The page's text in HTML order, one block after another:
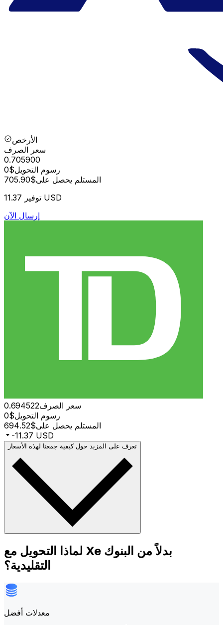
الأرخص
سعر الصرف
0.705900
رسوم التحويل$0
المستلم يحصل على$705.90
توفير 11.37 USD
إرسال الآن
سعر الصرف0.694522
رسوم التحويل$0
المستلم يحصل على$694.52
-11.37 USD
تعرف على المزيد حول كيفية جمعنا لهذه الأسعار
لماذا التحويل مع Xe بدلاً من البنوك
التقليدية؟
معدلات أفضل